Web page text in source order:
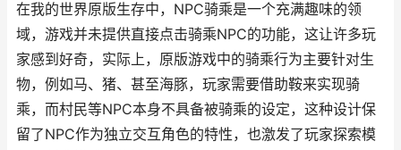
在我的世界原版生存中，NPC骑乘是一个充满趣味的领
域，游戏并未提供直接点击骑乘NPC的功能，这让许多玩
家感到好奇，实际上，原版游戏中的骑乘行为主要针对生
物，例如马、猪、甚至海豚，玩家需要借助鞍来实现骑
乘，而村民等NPC本身不具备被骑乘的设定，这种设计保
留了NPC作为独立交互角色的特性，也激发了玩家探索模